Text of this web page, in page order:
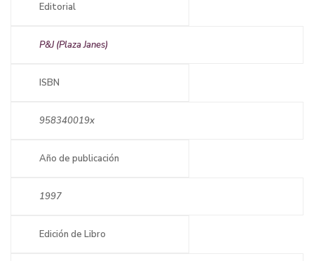
Editorial
P&J (Plaza Janes)
ISBN
958340019x
Año de publicación
1997
Edición de Libro